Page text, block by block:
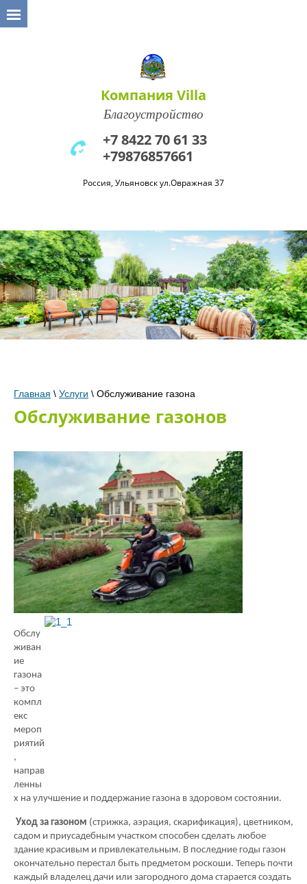
Компания Villa
Благоустройство
+7 8422 70 61 33
+79876857661
Россия, Ульяновск ул.Овражная 37
Главная \ Услуги \ Обслуживание газона
Обслуживание газонов
Обслу
живан
ие
газона
– это
компл
екс
мероп
риятий
,
направ
ленны
х на улучшение и поддержание газона в здоровом состоянии.
Уход за газоном (стрижка, аэрация, скарификация), цветником,
садом и приусадебным участком способен сделать любое
здание красивым и привлекательным. В последние годы газон
окончательно перестал быть предметом роскоши. Теперь почти
каждый владелец дачи или загородного дома старается создать